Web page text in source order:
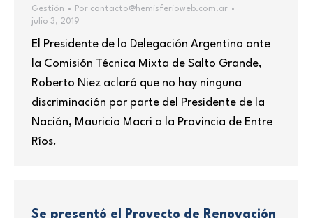
Gestión Por contacto@hemisferioweb.com.ar
julio 3, 2019
El Presidente de la Delegación Argentina ante
la Comisión Técnica Mixta de Salto Grande,
Roberto Niez aclaró que no hay ninguna
discriminación por parte del Presidente de la
Nación, Mauricio Macri a la Provincia de Entre
Ríos.
Se presentó el Proyecto de Renovación